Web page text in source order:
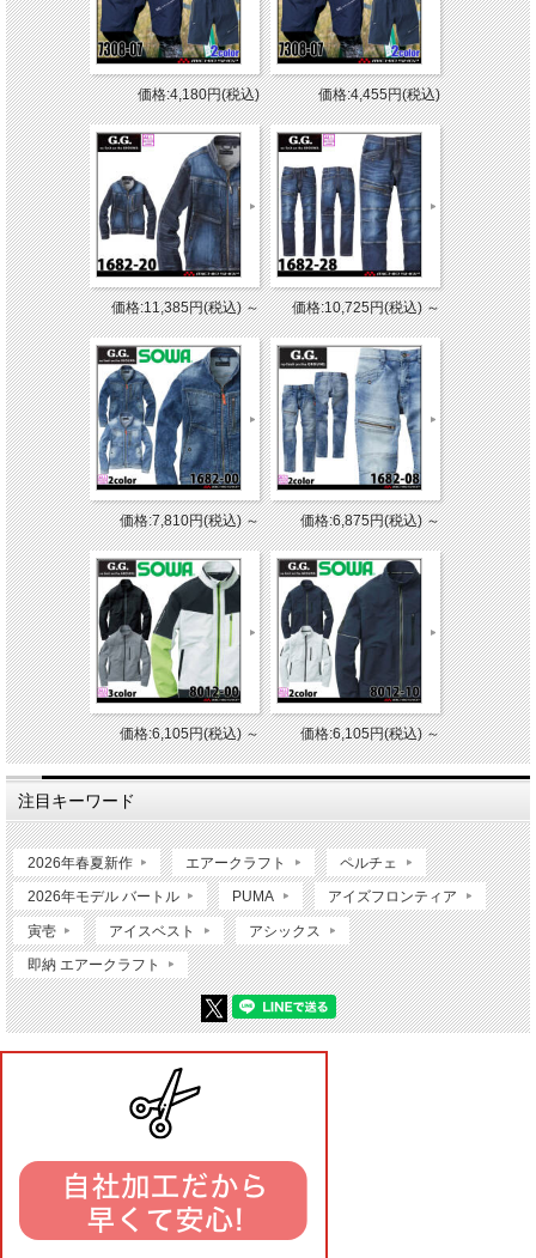
価格:4,180円(税込) 価格:4,455円(税込)
価格:11,385円(税込)～ 価格:10,725円(税込)～
価格:7,810円(税込)～ 価格:6,875円(税込)～
価格:6,105円(税込)～ 価格:6,105円(税込)～
注目キーワード
2026年春夏新作 エアークラフト ペルチェ
2026年モデル バートル PUMA アイズフロンティア
寅壱 アイスベスト アシックス
即納 エアークラフト